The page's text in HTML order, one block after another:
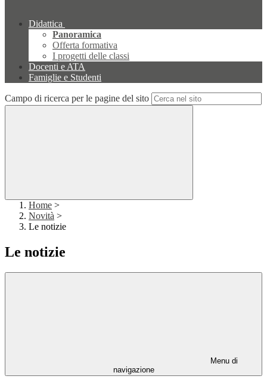
Didattica
Panoramica
Offerta formativa
I progetti delle classi
Docenti e ATA
Famiglie e Studenti
Campo di ricerca per le pagine del sito
Home >
Novità >
Le notizie
Le notizie
Menu di
navigazione